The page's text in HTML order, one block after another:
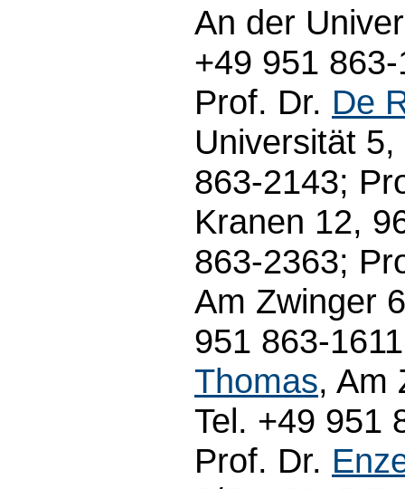
An der
+49 951
Prof. Dr. De
Universität
863-2143;
Kranen 12,
863-2363;
Am Zwinger
951 863-
Thomas, Am
Tel. +49 951
Prof. Dr.